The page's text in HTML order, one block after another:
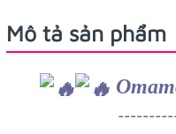
Mô tả sản phẩm